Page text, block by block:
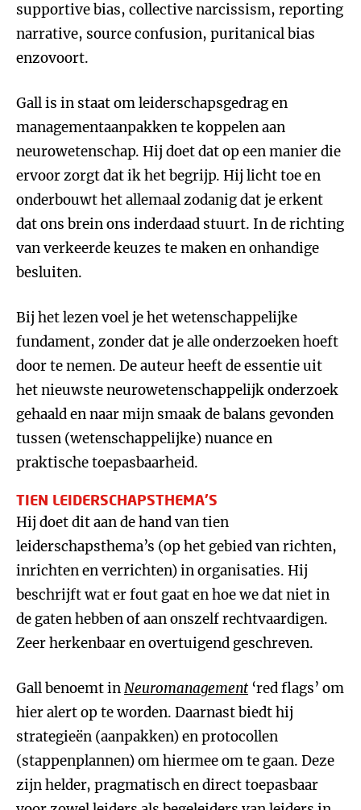
supportive bias, collective narcissism, reporting
narrative, source confusion, puritanical bias
enzovoort.
Gall is in staat om leiderschapsgedrag en
managementaanpakken te koppelen aan
neurowetenschap. Hij doet dat op een manier die
ervoor zorgt dat ik het begrijp. Hij licht toe en
onderbouwt het allemaal zodanig dat je erkent
dat ons brein ons inderdaad stuurt. In de richting
van verkeerde keuzes te maken en onhandige
besluiten.
Bij het lezen voel je het wetenschappelijke
fundament, zonder dat je alle onderzoeken hoeft
door te nemen. De auteur heeft de essentie uit
het nieuwste neurowetenschappelijk onderzoek
gehaald en naar mijn smaak de balans gevonden
tussen (wetenschappelijke) nuance en
praktische toepasbaarheid.
TIEN LEIDERSCHAPSTHEMA’S
Hij doet dit aan de hand van tien
leiderschapsthema’s (op het gebied van richten,
inrichten en verrichten) in organisaties. Hij
beschrijft wat er fout gaat en hoe we dat niet in
de gaten hebben of aan onszelf rechtvaardigen.
Zeer herkenbaar en overtuigend geschreven.
Gall benoemt inNeuromanagement ‘red flags’ om
hier alert op te worden. Daarnast biedt hij
strategieën (aanpakken) en protocollen
(stappenplannen) om hiermee om te gaan. Deze
zijn helder, pragmatisch en direct toepasbaar